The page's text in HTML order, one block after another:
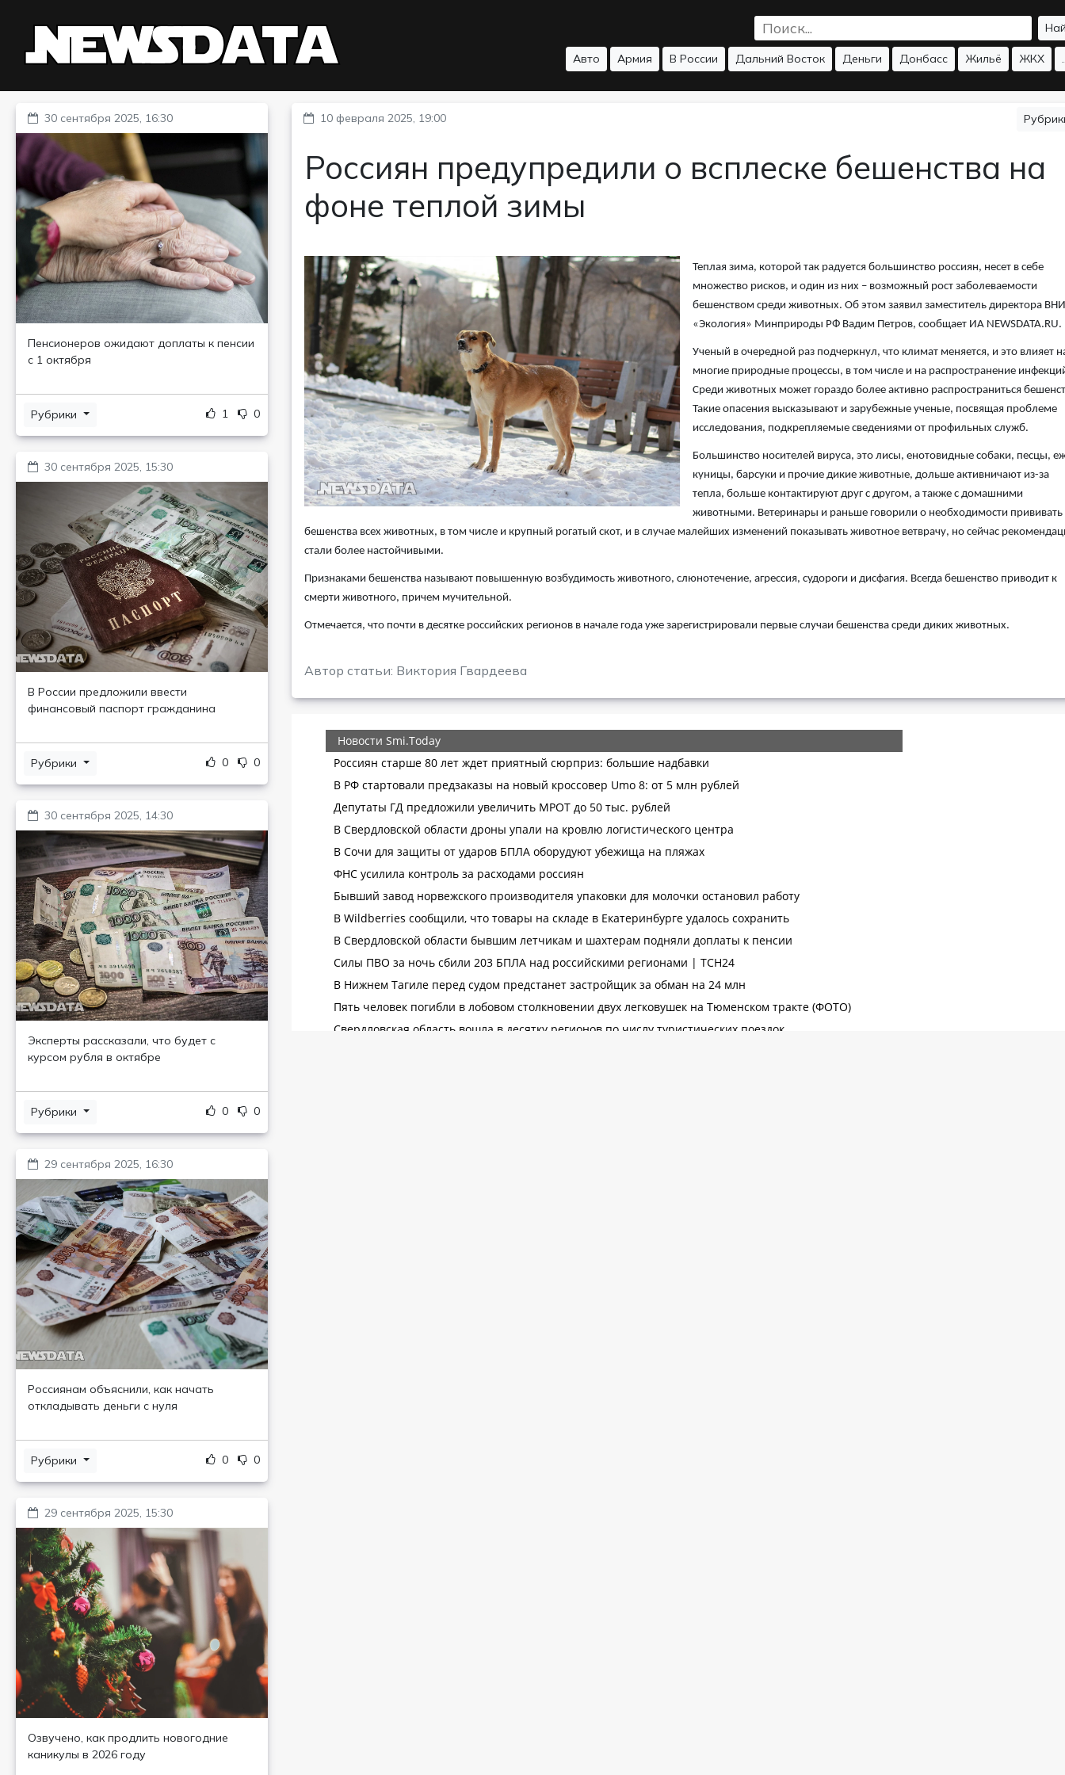
Авто Армия В России Дальний Восток Деньги Донбасс Жильё ЖКХ
30 сентября 2025, 16:30
Пенсионеров ожидают доплаты к пенсии
с 1 октября
Рубрики 1 0
30 сентября 2025, 15:30
В России предложили ввести
финансовый паспорт гражданина
Рубрики 0 0
30 сентября 2025, 14:30
Эксперты рассказали, что будет с
курсом рубля в октябре
Рубрики 0 0
29 сентября 2025, 16:30
Россиянам объяснили, как начать
откладывать деньги с нуля
Рубрики 0 0
29 сентября 2025, 15:30
Озвучено, как продлить новогодние
каникулы в 2026 году
10 февраля 2025, 19:00
Россиян предупредили о всплеске бешенства на
фоне теплой зимы
Теплая зима, которой так радуется большинство россиян, несет в себе
множество рисков, и один из них – возможный рост заболеваемости
бешенством среди животных. Об этом заявил заместитель директора
«Экология» Минприроды РФ Вадим Петров, сообщает ИА NEWSDATA.RU.
Ученый в очередной раз подчеркнул, что климат меняется, и это влияет
многие природные процессы, в том числе и на распространение
Среди животных может гораздо более активно распространиться
Такие опасения высказывают и зарубежные ученые, посвящая проблеме
исследования, подкрепляемые сведениями от профильных служб.
Большинство носителей вируса, это лисы, енотовидные собаки, песцы,
куницы, барсуки и прочие дикие животные, дольше активничают из-за
тепла, больше контактируют друг с другом, а также с домашними
животными. Ветеринары и раньше говорили о необходимости прививать
бешенства всех животных, в том числе и крупный рогатый скот, и в случае малейших изменений показывать животное ветврачу, но сейчас
стали более настойчивыми.
Признаками бешенства называют повышенную возбудимость животного, слюнотечение, агрессия, судороги и дисфагия. Всегда бешенство приводит к
смерти животного, причем мучительной.
Отмечается, что почти в десятке российских регионов в начале года уже зарегистрировали первые случаи бешенства среди диких животных.
Автор статьи: Виктория Гвардеева